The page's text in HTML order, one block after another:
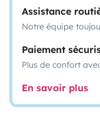
Assistance
Notre équipe
Paiement
Plus de confort
En savoir plus